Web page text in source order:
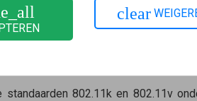
en 802.11v ondersteunen, kan de
de Wi-Fi-standaarden 802.11k en
De
kan deze
standaarden 802.11k en 802.11v
clear